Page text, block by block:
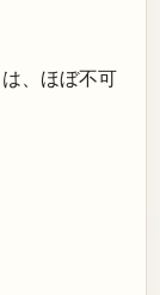
、ほぼ不可